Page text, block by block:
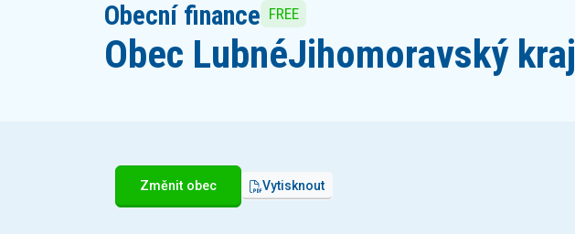
Obecní finance FREE
Obec LubnéJihomoravský kraj
Změnit obec Vytisknout